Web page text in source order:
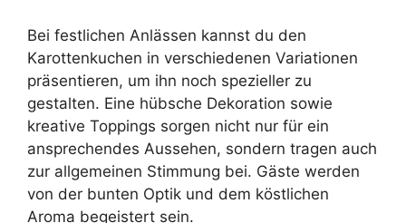
Bei festlichen Anlässen kannst du den
Karottenkuchen in verschiedenen Variationen
präsentieren, um ihn noch spezieller zu
gestalten. Eine hübsche Dekoration sowie
kreative Toppings sorgen nicht nur für ein
ansprechendes Aussehen, sondern tragen auch
zur allgemeinen Stimmung bei. Gäste werden
von der bunten Optik und dem köstlichen
Aroma begeistert sein.